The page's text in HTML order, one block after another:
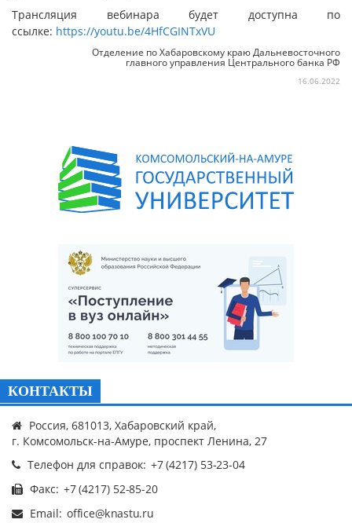
Трансляция вебинара будет доступна по
ссылке: https://youtu.be/4HfCGINTxVU
Отделение по Хабаровскому краю Дальневосточного
главного управления Центрального банка РФ
16.06.2022
КОНТАКТЫ
Россия, 681013, Хабаровский край,
г. Комсомольск-на-Амуре, проспект Ленина, 27
Телефон для справок:
Факс:
Email: